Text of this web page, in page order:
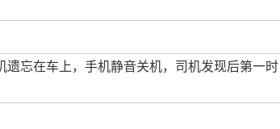
忘在车上，手机静音关机，司机发现后第一时